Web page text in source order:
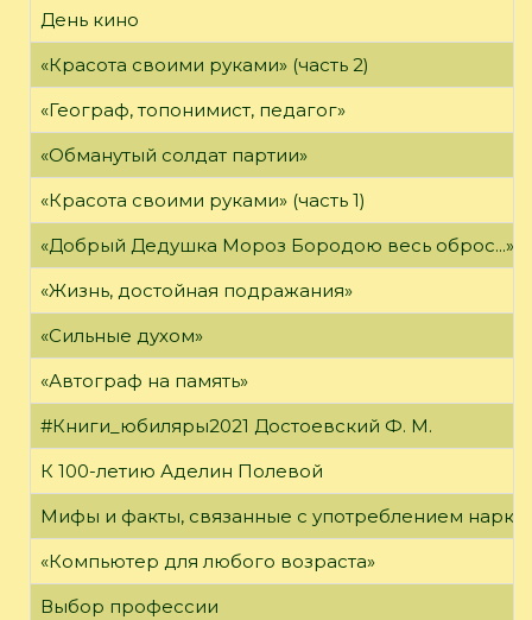
День кино
«Красота своими руками» (часть 2)
«Географ, топонимист, педагог»
«Обманутый солдат партии»
«Красота своими руками» (часть 1)
«Добрый Дедушка Мороз Бородою весь оброс...»
«Жизнь, достойная подражания»
«Сильные духом»
«Автограф на память»
#Книги_юбиляры2021 Достоевский Ф. М.
К 100-летию Аделин Полевой
Мифы и факты, связанные с употреблением
«Компьютер для любого возраста»
Выбор профессии